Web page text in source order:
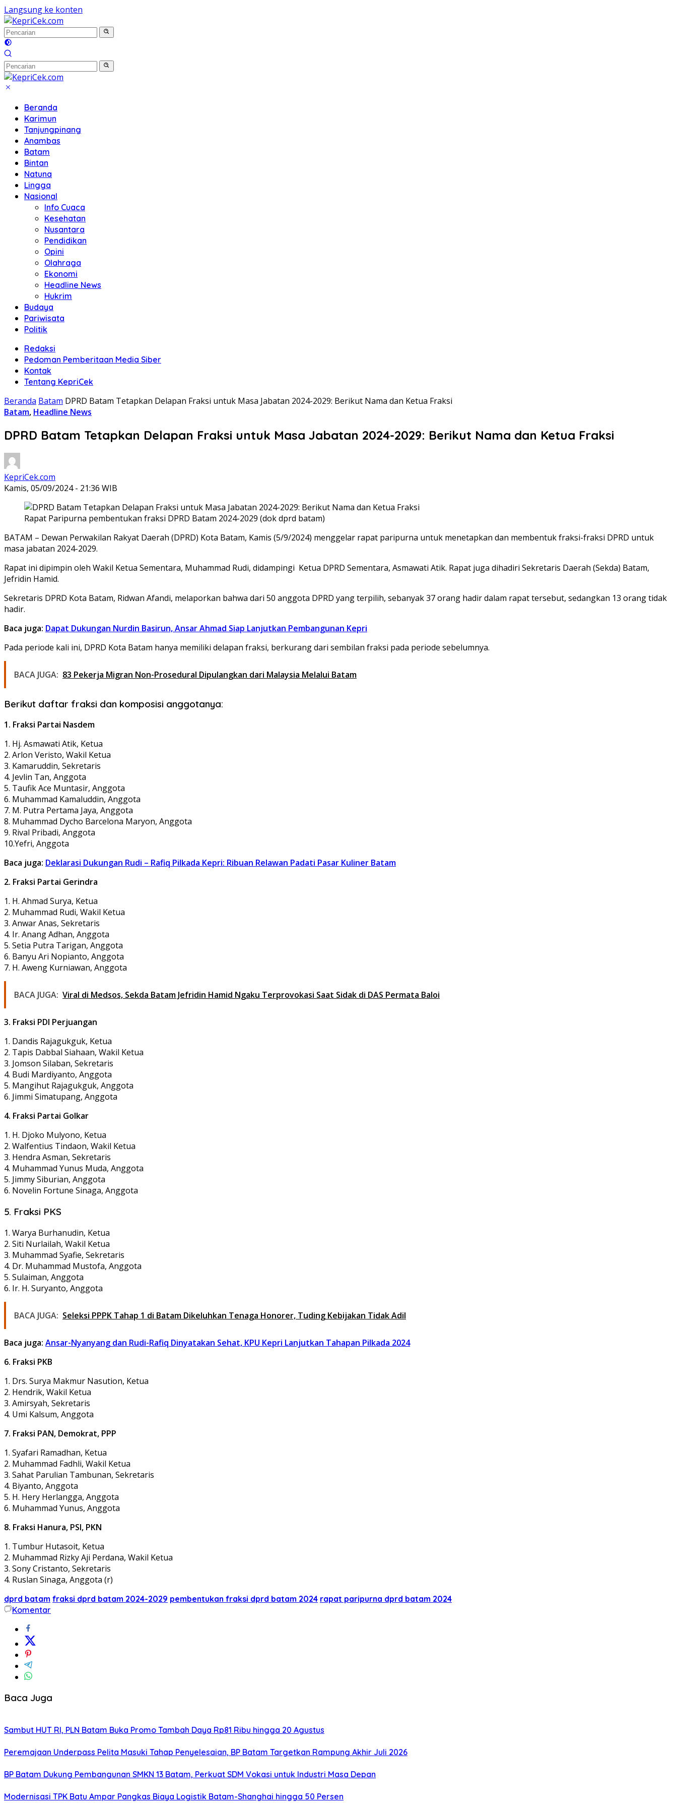
Langsung ke konten
Beranda
Karimun
Tanjungpinang
Anambas
Batam
Bintan
Natuna
Lingga
Nasional
Info Cuaca
Kesehatan
Nusantara
Pendidikan
Opini
Olahraga
Ekonomi
Headline News
Hukrim
Budaya
Pariwisata
Politik
Redaksi
Pedoman Pemberitaan Media Siber
Kontak
Tentang KepriCek
Beranda Batam DPRD Batam Tetapkan Delapan Fraksi untuk Masa Jabatan 2024-2029: Berikut Nama dan Ketua Fraksi
Batam, Headline News
DPRD Batam Tetapkan Delapan Fraksi untuk Masa Jabatan 2024-2029: Berikut Nama dan Ketua Fraksi
KepriCek.com
Kamis, 05/09/2024 - 21:36 WIB
Rapat Paripurna pembentukan fraksi DPRD Batam 2024-2029 (dok dprd batam)
BATAM – Dewan Perwakilan Rakyat Daerah (DPRD) Kota Batam, Kamis (5/9/2024) menggelar rapat paripurna untuk menetapkan dan membentuk fraksi-fraksi DPRD untuk
masa jabatan 2024-2029.
Rapat ini dipimpin oleh Wakil Ketua Sementara, Muhammad Rudi, didampingi Ketua DPRD Sementara, Asmawati Atik. Rapat juga dihadiri Sekretaris Daerah (Sekda) Batam,
Jefridin Hamid.
Sekretaris DPRD Kota Batam, Ridwan Afandi, melaporkan bahwa dari 50 anggota DPRD yang terpilih, sebanyak 37 orang hadir dalam rapat tersebut, sedangkan 13 orang tidak
hadir.
Baca juga: Dapat Dukungan Nurdin Basirun, Ansar Ahmad Siap Lanjutkan Pembangunan Kepri
Pada periode kali ini, DPRD Kota Batam hanya memiliki delapan fraksi, berkurang dari sembilan fraksi pada periode sebelumnya.
BACA JUGA: 83 Pekerja Migran Non-Prosedural Dipulangkan dari Malaysia Melalui Batam
Berikut daftar fraksi dan komposisi anggotanya:
1. Fraksi Partai Nasdem
1. Hj. Asmawati Atik, Ketua
2. Arlon Veristo, Wakil Ketua
3. Kamaruddin, Sekretaris
4. Jevlin Tan, Anggota
5. Taufik Ace Muntasir, Anggota
6. Muhammad Kamaluddin, Anggota
7. M. Putra Pertama Jaya, Anggota
8. Muhammad Dycho Barcelona Maryon, Anggota
9. Rival Pribadi, Anggota
10.Yefri, Anggota
Baca juga: Deklarasi Dukungan Rudi – Rafiq Pilkada Kepri: Ribuan Relawan Padati Pasar Kuliner Batam
2. Fraksi Partai Gerindra
1. H. Ahmad Surya, Ketua
2. Muhammad Rudi, Wakil Ketua
3. Anwar Anas, Sekretaris
4. Ir. Anang Adhan, Anggota
5. Setia Putra Tarigan, Anggota
6. Banyu Ari Nopianto, Anggota
7. H. Aweng Kurniawan, Anggota
BACA JUGA: Viral di Medsos, Sekda Batam Jefridin Hamid Ngaku Terprovokasi Saat Sidak di DAS Permata Baloi
3. Fraksi PDI Perjuangan
1. Dandis Rajagukguk, Ketua
2. Tapis Dabbal Siahaan, Wakil Ketua
3. Jomson Silaban, Sekretaris
4. Budi Mardiyanto, Anggota
5. Mangihut Rajagukguk, Anggota
6. Jimmi Simatupang, Anggota
4. Fraksi Partai Golkar
1. H. Djoko Mulyono, Ketua
2. Walfentius Tindaon, Wakil Ketua
3. Hendra Asman, Sekretaris
4. Muhammad Yunus Muda, Anggota
5. Jimmy Siburian, Anggota
6. Novelin Fortune Sinaga, Anggota
5. Fraksi PKS
1. Warya Burhanudin, Ketua
2. Siti Nurlailah, Wakil Ketua
3. Muhammad Syafie, Sekretaris
4. Dr. Muhammad Mustofa, Anggota
5. Sulaiman, Anggota
6. Ir. H. Suryanto, Anggota
BACA JUGA: Seleksi PPPK Tahap 1 di Batam Dikeluhkan Tenaga Honorer, Tuding Kebijakan Tidak Adil
Baca juga: Ansar-Nyanyang dan Rudi-Rafiq Dinyatakan Sehat, KPU Kepri Lanjutkan Tahapan Pilkada 2024
6. Fraksi PKB
1. Drs. Surya Makmur Nasution, Ketua
2. Hendrik, Wakil Ketua
3. Amirsyah, Sekretaris
4. Umi Kalsum, Anggota
7. Fraksi PAN, Demokrat, PPP
1. Syafari Ramadhan, Ketua
2. Muhammad Fadhli, Wakil Ketua
3. Sahat Parulian Tambunan, Sekretaris
4. Biyanto, Anggota
5. H. Hery Herlangga, Anggota
6. Muhammad Yunus, Anggota
8. Fraksi Hanura, PSI, PKN
1. Tumbur Hutasoit, Ketua
2. Muhammad Rizky Aji Perdana, Wakil Ketua
3. Sony Cristanto, Sekretaris
4. Ruslan Sinaga, Anggota (r)
dprd batam fraksi dprd batam 2024-2029 pembentukan fraksi dprd batam 2024 rapat paripurna dprd batam 2024
Komentar
Baca Juga
Sambut HUT RI, PLN Batam Buka Promo Tambah Daya Rp81 Ribu hingga 20 Agustus
Peremajaan Underpass Pelita Masuki Tahap Penyelesaian, BP Batam Targetkan Rampung Akhir Juli 2026
BP Batam Dukung Pembangunan SMKN 13 Batam, Perkuat SDM Vokasi untuk Industri Masa Depan
Modernisasi TPK Batu Ampar Pangkas Biaya Logistik Batam-Shanghai hingga 50 Persen